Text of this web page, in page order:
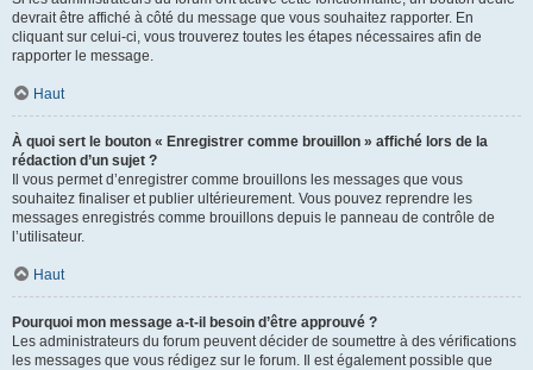
devrait être affiché à côté du message que vous souhaitez rapporter. En
cliquant sur celui-ci, vous trouverez toutes les étapes nécessaires afin de
rapporter le message.
Haut
À quoi sert le bouton « Enregistrer comme brouillon » affiché lors de la
rédaction d’un sujet ?
Il vous permet d’enregistrer comme brouillons les messages que vous
souhaitez finaliser et publier ultérieurement. Vous pouvez reprendre les
messages enregistrés comme brouillons depuis le panneau de contrôle de
l’utilisateur.
Haut
Pourquoi mon message a-t-il besoin d’être approuvé ?
Les administrateurs du forum peuvent décider de soumettre à des vérifications
les messages que vous rédigez sur le forum. Il est également possible que